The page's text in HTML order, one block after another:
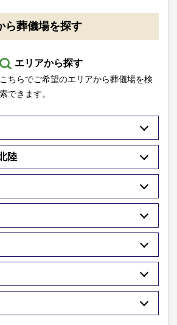
ら葬儀場を探す
エリアから探す
こちらでご希望のエリアから葬儀場を検
索できます。
陸